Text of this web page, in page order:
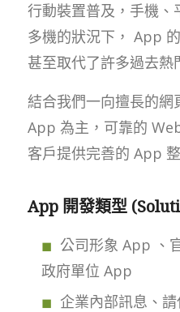
行動裝置普及，手機、
多機的狀況下， App
甚至取代了許多過去熱
結合我們一向擅長的網
App 為主，可靠的
客戶提供完善的 App
App 開發類型
公司形象 App 、
政府單位 App
企業內部訊息、